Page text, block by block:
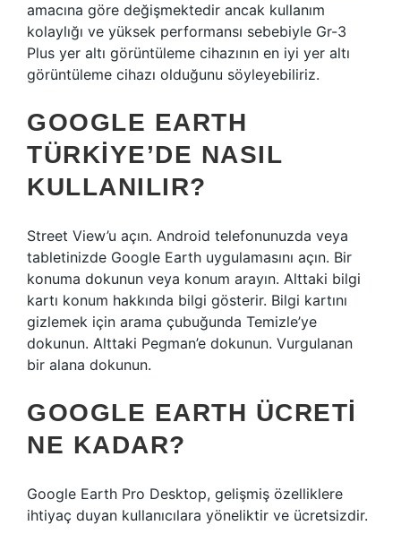
amacına göre değişmektedir ancak kullanım
kolaylığı ve yüksek performansı sebebiyle Gr-3
Plus yer altı görüntüleme cihazının en iyi yer altı
görüntüleme cihazı olduğunu söyleyebiliriz.
GOOGLE EARTH
TÜRKIYE’DE NASIL
KULLANILIR?
Street View’u açın. Android telefonunuzda veya
tabletinizde Google Earth uygulamasını açın. Bir
konuma dokunun veya konum arayın. Alttaki bilgi
kartı konum hakkında bilgi gösterir. Bilgi kartını
gizlemek için arama çubuğunda Temizle’ye
dokunun. Alttaki Pegman’e dokunun. Vurgulanan
bir alana dokunun.
GOOGLE EARTH ÜCRETI
NE KADAR?
Google Earth Pro Desktop, gelişmiş özelliklere
ihtiyaç duyan kullanıcılara yöneliktir ve ücretsizdir.